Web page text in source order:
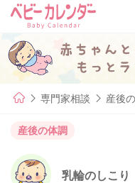
専門家相談 産後
産後の体調
乳輪のしこり